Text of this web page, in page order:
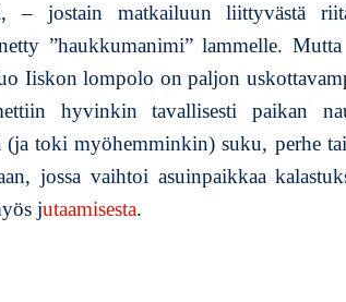
– jostain matkailuun liittyvästä
”haukkumanimi” lammelle.
Iiskon lompolo on paljon
hyvinkin tavallisesti paikan
(ja toki myöhemminkin) suku, perhe
jossa vaihtoi asuinpaikkaa
jutaamisesta.